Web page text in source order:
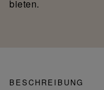
bieten.
BESCHREIBUNG